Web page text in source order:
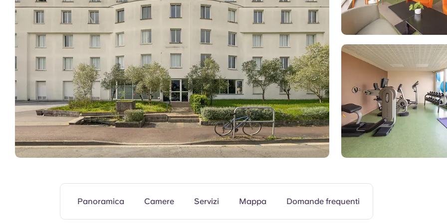
Aree comuni Palestra
Panoramica Camere Servizi Mappa Domande frequenti